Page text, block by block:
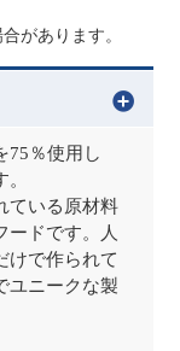
があります。
75％使用し
ている原材料
ードです。人
けで作られて
ユニークな製